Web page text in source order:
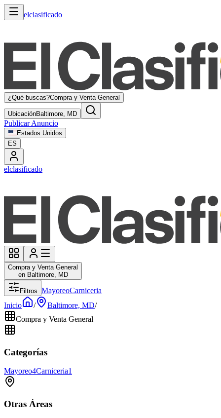
elclasificado
¿Qué buscas?Compra y Venta General
UbicaciónBaltimore, MD
Publicar Anuncio
Estados Unidos
ES
elclasificado
Compra y Venta General
en Baltimore, MD
Filtros MayoreoCarniceria
Inicio
/ Baltimore, MD/
Compra y Venta General
Categorías
Mayoreo4Carniceria1
Otras Áreas